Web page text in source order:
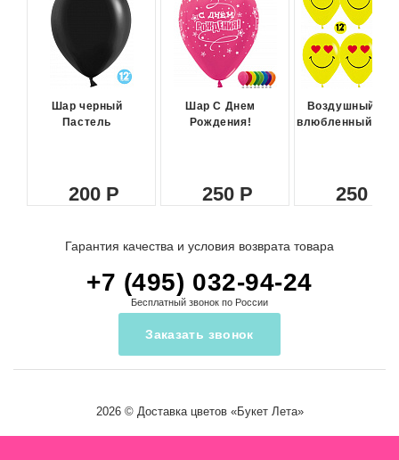
Шар черный
Пастель
200
Шар С Днем
Рождения!
250
Воздушный
влюбленный
250
Гарантия качества и условия возврата товара
+7 (495) 032-94-24
Бесплатный звонок по России
Заказать звонок
2026 © Доставка цветов«Букет Лета»